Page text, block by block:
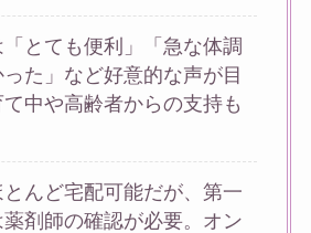
とても便利」「急な体調
た」など好意的な声が目
中や高齢者からの支持も
んど宅配可能だが、第一
剤師の確認が必要。オン